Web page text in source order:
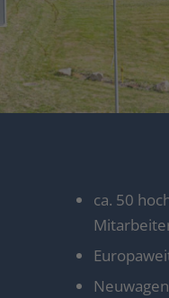
ca. 50